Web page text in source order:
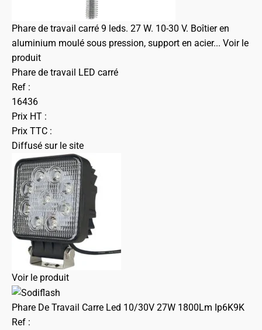
Phare de travail carré 9 leds. 27 W. 10-30 V. Boîtier en
aluminium moulé sous pression, support en acier... Voir le
produit
Phare de travail LED carré
Ref :
16436
Prix HT :
Prix TTC :
Diffusé sur le site
Voir le produit
Phare De Travail Carre Led 10/30V 27W 1800Lm Ip6K9K
Ref :